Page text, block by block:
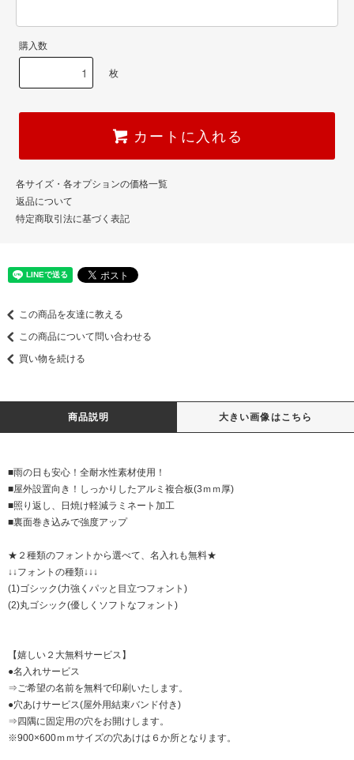
購入数
枚
カートに入れる
各サイズ・各オプションの価格一覧
返品について
特定商取引法に基づく表記
この商品を友達に教える
この商品について問い合わせる
買い物を続ける
商品説明 大きい画像はこちら
■雨の日も安心！全耐水性素材使用！
■屋外設置向き！しっかりしたアルミ複合板(3ｍｍ厚)
■照り返し、日焼け軽減ラミネート加工
■裏面巻き込みで強度アップ
★２種類のフォントから選べて、名入れも無料★
↓↓フォントの種類↓↓↓
(1)ゴシック(力強くパッと目立つフォント)
(2)丸ゴシック(優しくソフトなフォント)
【嬉しい２大無料サービス】
●名入れサービス
⇒ご希望の名前を無料で印刷いたします。
●穴あけサービス(屋外用結束バンド付き)
⇒四隅に固定用の穴をお開けします。
※900×600ｍｍサイズの穴あけは６か所となります。